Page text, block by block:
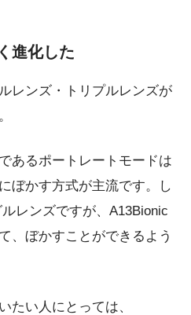
進化した
レンズ・トリプルレンズが
あるポートレートモードは
ぼかす方式が主流です。し
レンズですが、A13Bionic
、ぼかすことができるよう
たい人にとっては、